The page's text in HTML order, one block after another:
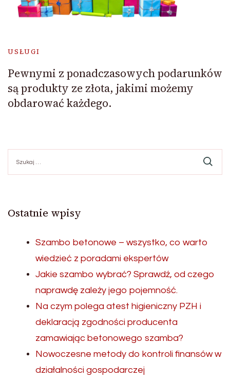
USŁUGI
Pewnymi z ponadczasowych podarunków
są produkty ze złota, jakimi możemy
obdarować każdego.
Ostatnie wpisy
Szambo betonowe – wszystko, co warto
wiedzieć z poradami ekspertów
Jakie szambo wybrać? Sprawdź, od czego
naprawdę zależy jego pojemność.
Na czym polega atest higieniczny PZH i
deklaracją zgodności producenta
zamawiając betonowego szamba?
Nowoczesne metody do kontroli finansów w
działalności gospodarczej